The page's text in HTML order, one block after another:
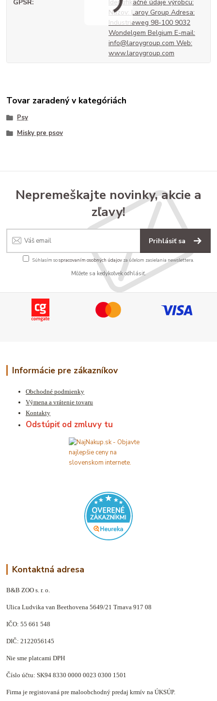
GPSR
Identifikačné údaje výrobcu:
Názov: Laroy Group Adresa:
Industrieweg 98-100 9032
Wondelgem Belgium E-mail:
info@laroygroup.com Web:
www.laroygroup.com
Tovar zaradený v kategóriách
Psy
Misky pre psov
Nepremeškajte novinky, akcie a
zľavy!
Prihlásiť sa
Súhlasím sospracovaním osobných údajov za účelom zasielania newslettera.
Môžete sa kedykoľvek odhlásiť.
Informácie pre zákazníkov
Obchodné podmienky
Výmena a vrátenie tovaru
Kontakty
Odstúpiť od zmluvy tu
Kontaktná adresa
B&B ZOO s. r. o.
Ulica Ludvika van Beethovena 5649/21 Trnava 917 08
IČO: 55 661 548
DIČ: 2122056145
Nie sme platcami DPH
Číslo účtu: SK94 8330 0000 0023 0300 1501
Firma je registovaná pre maloobchodný predaj krmív na ÚKSÚP.